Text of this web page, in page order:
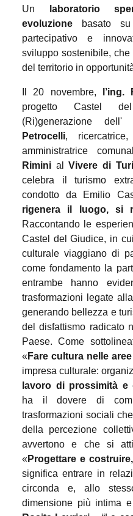
Un
laboratorio
evoluzione basato su
partecipativo e
sviluppo sostenibile,
del territorio in
Il 20 novembre, l’ing.
progetto Castel
(Ri)generazione
Petrocelli, ricercatrice,
amministratrice
Rimini alVivere di
celebra il turismo
condotto da Emilio
rigenera il luogo, si
Raccontando le
Castel del Giudice, in
culturale viaggiano di
come fondamento la
entrambe hanno
trasformazioni legate
generando bellezza e
del disfattismo radicato
Paese.Come
« Fare cultura nelle
impresa culturale:
lavoro di prossimità e
ha il dovere di
trasformazioni sociali
della percezione
avvertono e che si
« Progettare e
significa entrare in
circonda e, allo
dimensione più intima